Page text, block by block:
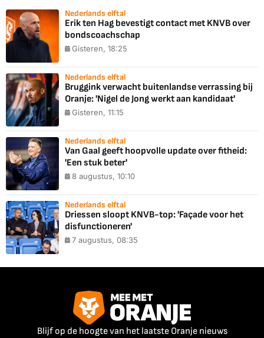
Nederlands elftal
Erik ten Hag bevestigt contact met KNVB over
bondscoachschap
Gisteren, 18:25
Nederlands elftal
Bruggink verwacht buitenlandse verrassing bij
Oranje: 'Nigel de Jong werkt aan kandidaat'
Gisteren, 11:15
Nederlands elftal
Van Gaal geeft hoopvolle update over fitheid:
'Een stuk beter'
8 augustus, 10:10
Nederlands elftal
Driessen sloopt KNVB-top: 'Façade voor het
disfunctioneren'
7 augustus, 08:35
Blijf op de hoogte van het laatste Oranje nieuws